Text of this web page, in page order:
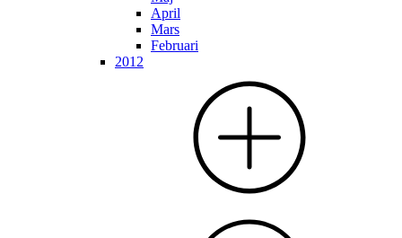
April
Mars
Februari
2012